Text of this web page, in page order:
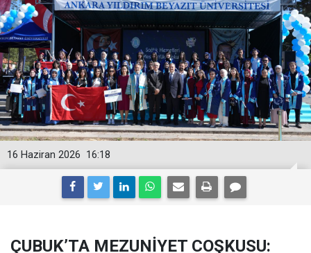
16:18
16 Haziran 2026
ÇUBUK’TA MEZUNİYET COŞKUSU: